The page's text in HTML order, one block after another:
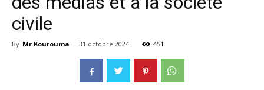
civile
By Mr Kourouma - 31 octobre 2024 451